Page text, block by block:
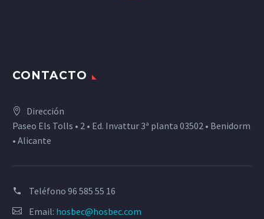
CONTACTO
Dirección
Paseo Els Tolls • 2 • Ed. Invattur 3ª planta 03502 • Benidorm
• Alicante
Teléfono 96 585 55 16
Email: hosbec@hosbec.com